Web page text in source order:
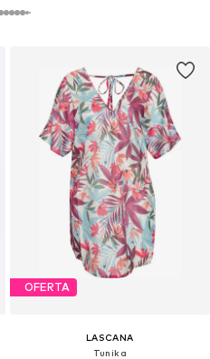
OFERTA
LASCANA
Tunika